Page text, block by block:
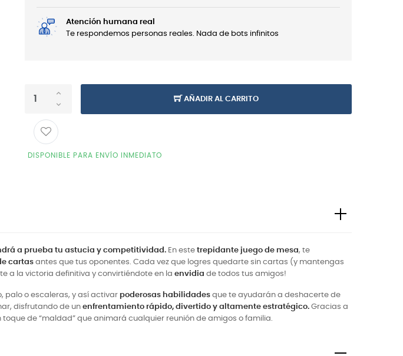
Atención humana real
Te respondemos personas reales. Nada de bots infinitos
AÑADIR AL CARRITO
DISPONIBLE PARA ENVÍO INMEDIATO
a prueba tu astucia y competitividad. En este trepidante juego de mesa, te
cartas antes que tus oponentes. Cada vez que logres quedarte sin cartas (y mantengas
a la victoria definitiva y convirtiéndote en la envidia de todos tus amigos!
palo o escaleras, y así activar poderosas habilidades que te ayudarán a deshacerte de
disfrutando de un enfrentamiento rápido, divertido y altamente estratégico. Gracias a
de “maldad” que animará cualquier reunión de amigos o familia.